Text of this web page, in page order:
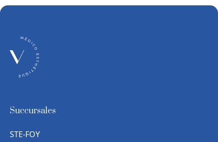
Succursales
STE-FOY